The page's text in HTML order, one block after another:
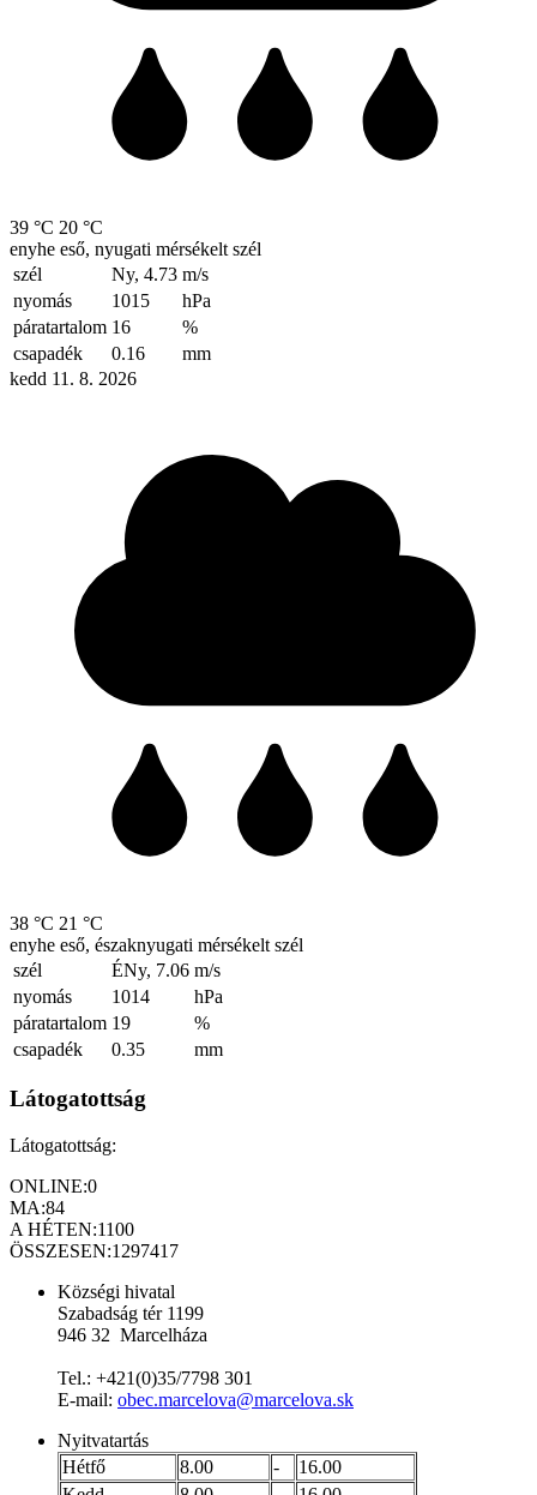
39 °C 20 °C
enyhe eső, nyugati mérsékelt szél
szél
Ny, 4.73 m/s
nyomás
1015
hPa
páratartalom 16
%
csapadék
0.16
mm
kedd 11. 8. 2026
38 °C 21 °C
enyhe eső, északnyugati mérsékelt szél
szél
ÉNy, 7.06 m/s
nyomás
1014
hPa
páratartalom 19
%
csapadék
0.35 mm
Látogatottság
Látogatottság:
ONLINE:0
MA:84
A HÉTEN:1100
ÖSSZESEN:1297417
Községi hivatal
Szabadság tér 1199
946 32 Marcelháza
Tel.: +421(0)35/7798 301
E-mail: obec.marcelova@marcelova.sk
Nyitvatartás
Hétfő
8.00 -
16.00